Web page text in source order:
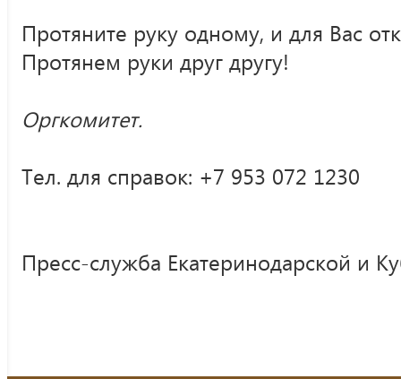
Протяните руку одному, и для Вас
Протянем руки друг другу!
Оргкомитет.
Тел. для справок: +7 953 072 1230
Пресс-служба Екатеринодарской и